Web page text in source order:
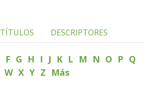
TÍTULOS DESCRIPTORES
F G H I J K L M N O P Q
W X Y Z Más